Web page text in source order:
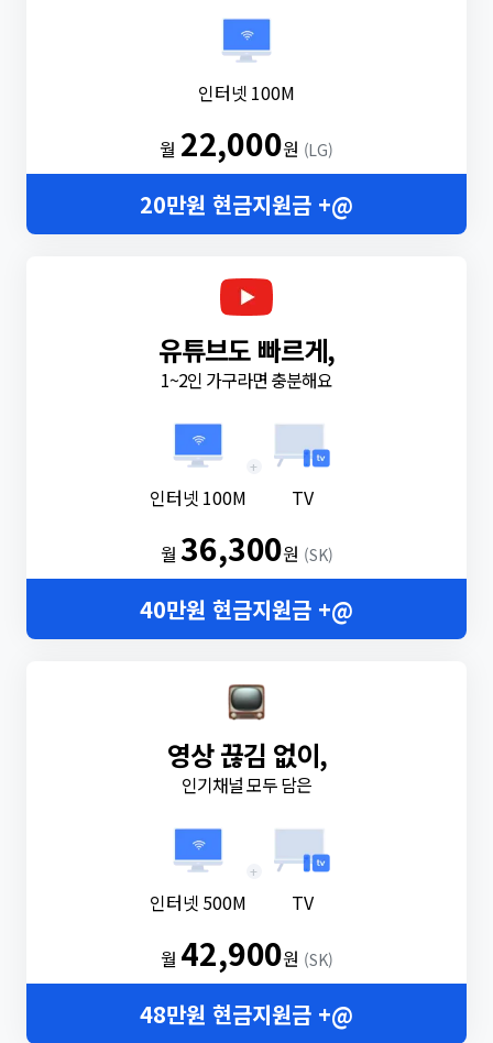
인터넷 100M
월 22,000원 (LG)
20만원 현금지원금 +@
유튜브도 빠르게,
1~2인 가구라면 충분해요
인터넷 100M
+
TV
월36,300원 (SK)
40만원 현금지원금 +@
영상 끊김 없이,
인기채널 모두 담은
인터넷 500M
+
TV
월 42,900원 (SK)
48만원 현금지원금 +@